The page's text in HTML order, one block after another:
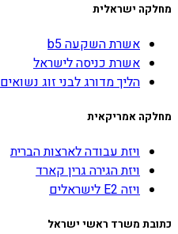
מחלקה ישראלית
אשרת השקעה b5
אשרת כניסה לישראל
הליך מדורג לבני זוג נשואים
מחלקה אמריקאית
ויזת עבודה לארצות הברית
ויזת הגירה גרין קארד
ויזה E2 לישראלים
כתובת משרד ראשי ישראל